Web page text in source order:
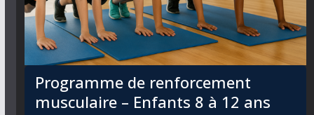
Programme de renforcement
musculaire – Enfants 8 à 12 ans